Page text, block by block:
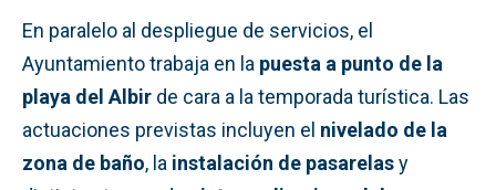
En paralelo al despliegue de servicios, el
Ayuntamiento trabaja en la puesta a punto de la
playa del Albir de cara a la temporada turística. Las
actuaciones previstas incluyen el nivelado de la
zona de baño, la instalación de pasarelasy